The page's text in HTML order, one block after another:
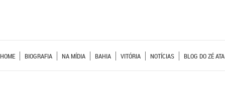
HOME BIOGRAFIA NA MÍDIA BAHIA VITÓRIA NOTÍCIAS BLOG DO ZÉ